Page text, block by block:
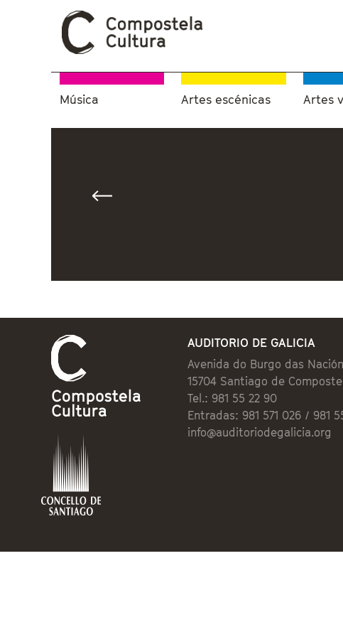
Música Artes escénicas Artes
AUDITORIO DE GALICIA
Avenida do Burgo das
15704 Santiago de
Tel.: 981 55 22 90
Entradas: 981 571 026 / 981
info@auditoriodegalicia.org